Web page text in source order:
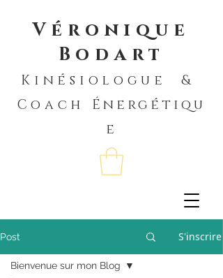
Véronique
Bodart
Kinésiologue &
Coach Énergétiqu
e
Post S'inscrire
Bienvenue sur mon Blog